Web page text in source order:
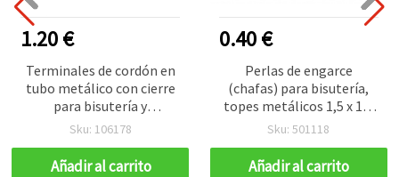
1.20 €
Terminales de cordón en
tubo metálico con cierre
para bisutería y
manualidades, 15 x 8 mm,
Sku: 106178
Añadir al carrito
0.40 €
Perlas de engarce
(chafas) para bisutería,
topes metálicos 1,5 x 1,5
mm, color cobre - 100
Sku: 501118
Añadir al carrito